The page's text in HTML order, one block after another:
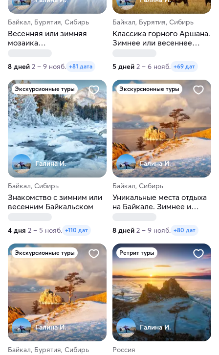
Байкал, Бурятия, Сибирь
Весенняя или зимняя
мозаика
8 дней 2 – 9 нояб. +81 дата
Байкал, Бурятия, Сибирь
Классика горного Аршана.
Зимнее или весеннее
5 дней 2 – 6 нояб. +69 дат
Экскурсионные туры
Галина И.
Байкал, Сибирь
Знакомство с зимним или
весенним Байкальском
4 дня 2 – 5 нояб. +110 дат
Экскурсионные туры
Галина И.
Байкал, Сибирь
Уникальные места отдыха
на Байкале. Зимнее и
8 дней 2 – 9 нояб. +80 дат
Экскурсионные туры
Галина И.
Байкал, Бурятия, Сибирь
Ретрит туры
Галина И.
Россия